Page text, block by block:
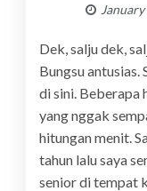
Dek, salju dek,
Bungsu antusias.
di sini. Beberapa
yang nggak
hitungan menit.
tahun lalu saya
senior di tempat